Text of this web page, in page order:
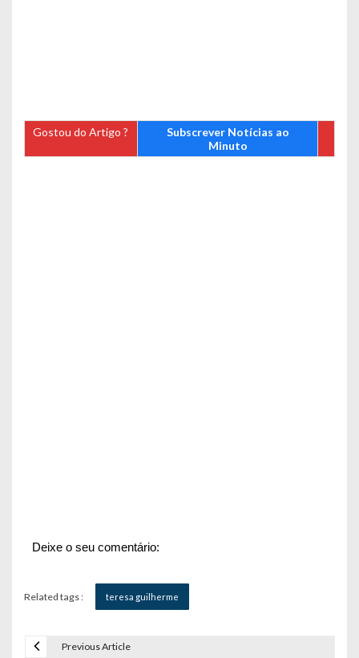
Gostou do Artigo ?
Subscrever Notícias ao
Minuto
Deixe o seu comentário:
Related tags : teresa guilherme
Previous Article